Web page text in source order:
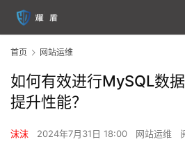
首页 网站运维
如何有效进行MySQL数
提升性能？
沫沫 2024年7月31日 18:00 网站运维